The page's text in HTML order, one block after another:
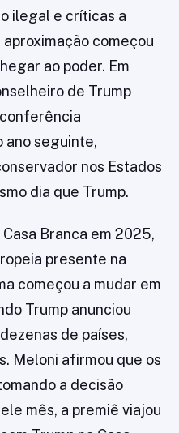
ilegal e críticas a
começou
ao poder. Em
de Trump
ano seguinte,
nos Estados
dia que Trump.
Branca em 2025,
presente na
começou a mudar em
Trump anunciou
de países,
Meloni afirmou que os
a decisão
mês, a premiê viajou